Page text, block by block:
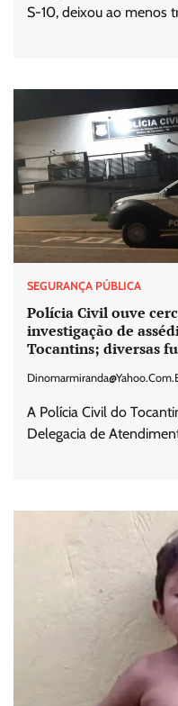
S-10, deixou ao menos
SEGURANÇA PÚBLICA
Polícia Civil ouve
investigação de
Tocantins; diversas
A Polícia Civil do
Delegacia de